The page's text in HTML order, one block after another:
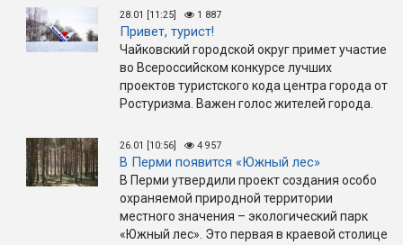
28.01 [11:25] 1 887
Привет, турист!
Чайковский городской округ примет участие
во Всероссийском конкурсе лучших
проектов туристского кода центра города от
Ростуризма. Важен голос жителей города.
26.01 [10:56] 4 957
В Перми появится «Южный лес»
В Перми утвердили проект создания особо
охраняемой природной территории
местного значения – экологический парк
«Южный лес». Это первая в краевой столице